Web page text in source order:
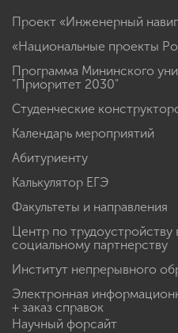
Проект «Инженерный
«Национальные проекты
Программа Мининского
"Приоритет 2030"
Студенческие
Календарь мероприятий
Абитуриенту
Калькулятор ЕГЭ
Факультеты и направления
Центр по трудоустройству
социальному партнерству
Институт непрерывного
Электронная
+ заказ справок
Научный форсайт